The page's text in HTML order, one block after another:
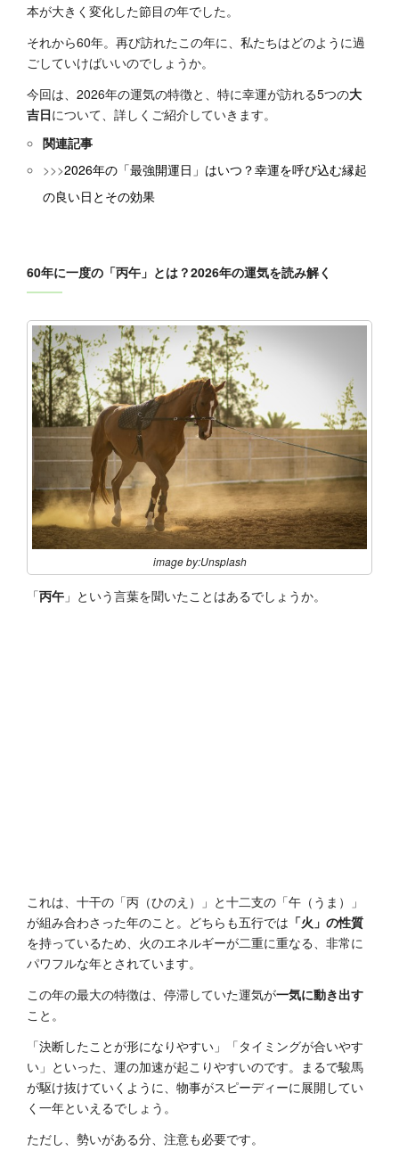
本が大きく変化した節目の年でした。
それから60年。再び訪れたこの年に、私たちはどのように過
ごしていけばいいのでしょうか。
今回は、2026年の運気の特徴と、特に幸運が訪れる5つの大
吉日について、詳しくご紹介していきます。
関連記事
>>>2026年の「最強開運日」はいつ？幸運を呼び込む縁起
の良い日とその効果
60年に一度の「丙午」とは？2026年の運気を読み解く
image by:Unsplash
「丙午 」という言葉を聞いたことはあるでしょうか。
これは、十干の「丙（ひのえ）」と十二支の「午（うま）」
が組み合わさった年のこと。どちらも五行では 「火」の性質
を持っているため、火のエネルギーが二重に重なる、非常に
パワフルな年とされています。
この年の最大の特徴は、停滞していた運気が一気に動き出す
こと。
「決断したことが形になりやすい」「タイミングが合いやす
い」といった、運の加速が起こりやすいのです。まるで駿馬
が駆け抜けていくように、物事がスピーディーに展開してい
く一年といえるでしょう。
ただし、勢いがある分、注意も必要です。